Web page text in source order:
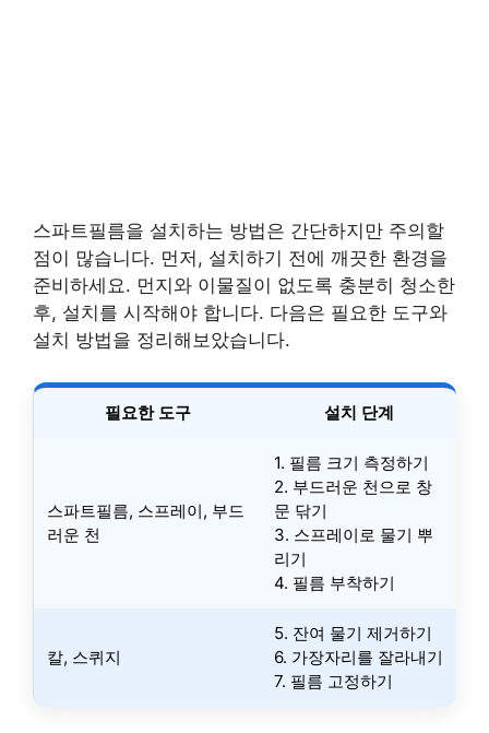
스파트필름을 설치하는 방법은 간단하지만 주의할
점이 많습니다. 먼저, 설치하기 전에 깨끗한 환경을
준비하세요. 먼지와 이물질이 없도록 충분히 청소한
후, 설치를 시작해야 합니다. 다음은 필요한 도구와
설치 방법을 정리해보았습니다.
필요한 도구 설치 단계
스파트필름, 스프레이, 부드
러운 천
1. 필름 크기 측정하기
2. 부드러운 천으로 창
문 닦기
3. 스프레이로 물기 뿌
리기
4. 필름 부착하기
칼, 스퀴지
5. 잔여 물기 제거하기
6. 가장자리를 잘라내기
7. 필름 고정하기